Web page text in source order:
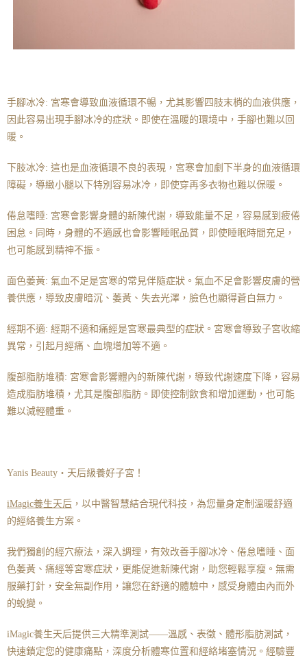
手腳冰冷: 宮寒會導致血液循環不暢，尤其影響四肢末梢的血液供應，
因此容易出現手腳冰冷的症狀。即使在溫暖的環境中，手腳也難以回
暖。
下肢冰冷: 這也是血液循環不良的表現，宮寒會加劇下半身的血液循環
障礙，導緻小腿以下特別容易冰冷，即使穿再多衣物也難以保暖。
倦怠嗜睡: 宮寒會影響身體的新陳代謝，導致能量不足，容易感到疲倦
困怠。同時，身體的不適感也會影響睡眠品質，即使睡眠時間充足，
也可能感到精神不振。
面色萎黃: 氣血不足是宮寒的常見伴隨症狀。氣血不足會影響皮膚的營
養供應，導致皮膚暗沉、萎黃、失去光澤，臉色也顯得蒼白無力。
經期不適: 經期不適和痛經是宮寒最典型的症狀。宮寒會導致子宮收縮
異常，引起月經痛、血塊增加等不適。
腹部脂肪堆積: 宮寒會影響體內的新陳代謝，導致代謝速度下降，容易
造成脂肪堆積，尤其是腹部脂肪。即使控制飲食和增加運動，也可能
難以減輕體重。
Yanis Beauty・天后級養好子宮！
iMagic養生天后 ，以中醫智慧結合現代科技，為您量身定制溫暖舒適
的經絡養生方案。
我們獨創的經穴療法，深入調理，有效改善手腳冰冷、倦怠嗜睡、面
色萎黃、痛經等宮寒症狀，更能促進新陳代謝，助您輕鬆享瘦。無需
服藥打針，安全無副作用，讓您在舒適的體驗中，感受身體由內而外
的蛻變。
iMagic養生天后提供三大精準測試——溫感、表徵、體形脂肪測試，
快速鎖定您的健康痛點，深度分析體寒位置和經絡堵塞情況。經驗豐